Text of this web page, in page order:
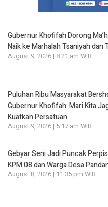
Gubernur Khofifah Dorong
Naik ke Marhalah Tsaniyah dan
August 9, 2026 | 8:21 am WIB
Puluhan Ribu Masyarakat
Gubernur Khofifah: Mari Kita
Kuatkan Persatuan
August 9, 2026 | 5:17 am WIB
Gebyar Seni Jadi Puncak
KPM 08 dan Warga Desa
August 8, 2026 | 11:35 pm WIB